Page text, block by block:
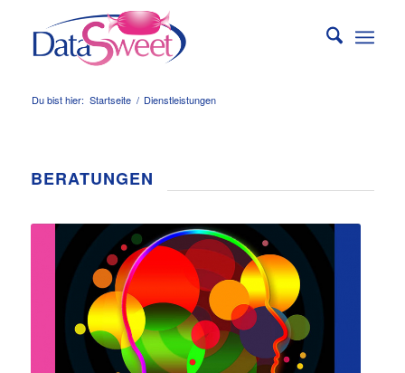
Du bist hier: Startseite / Dienstleistungen
BERATUNGEN